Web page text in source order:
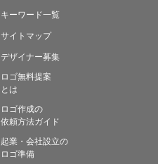
キーワード一覧
サイトマップ
デザイナー募集
ロゴ無料提案
とは
ロゴ作成の
依頼方法ガイド
起業・会社設立の
ロゴ準備